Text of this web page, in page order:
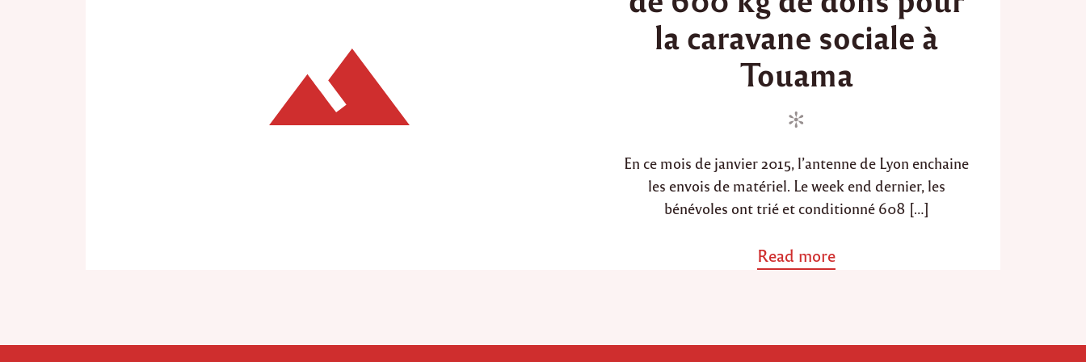
d
n
d
o
n
la caravane sociale à
Touama
En ce mois de janvier 2015, l’antenne de Lyon enchaine
les envois de matériel. Le week end dernier, les
bénévoles ont trié et conditionné 608 […]
Read morea
b
A